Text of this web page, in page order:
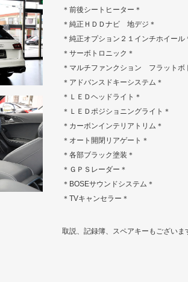
＊前後シートヒーター＊
＊純正ＨＤＤナビ 地デジ＊
＊純正オプション２１インチホイール
＊サーボトロニック＊
＊マルチファンクション フラットボ
＊アドバンスドキーシステム＊
＊ＬＥＤヘッドライト＊
＊ＬＥＤポジショニングライト＊
＊カーボンインテリアトリム＊
＊オート開閉リアゲート＊
＊各部ブラック塗装＊
＊ＧＰＳレーダー＊
＊BOSEサウンドシステム＊
＊TVキャンセラー＊
取説、記録簿、スペアキーもございま